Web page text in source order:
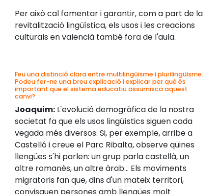
Per això cal fomentar i garantir, com a part de la
revitalització lingüística, els usos i les creacions
culturals en valencià també fora de l'aula.
Feu una distinció clara entre multilingüisme i plurilingüisme.
Podeu fer-ne una breu explicació i explicar per què és
important que el sistema educatiu assumisca aquest
canvi?
Joaquim: L'evolució demogràfica de la nostra
societat fa que els usos lingüístics siguen cada
vegada més diversos. Si, per exemple, arribe a
Castelló i creue el Parc Ribalta, observe quines
llengües s'hi parlen: un grup parla castellà, un
altre romanès, un altre àrab... Els moviments
migratoris fan que, dins d'un mateix territori,
convisquen persones amb llengües molt